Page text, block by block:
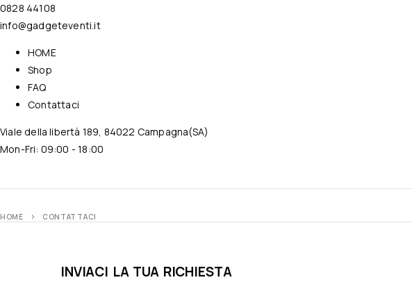
0828 44108
info@gadgeteventi.it
HOME
Shop
FAQ
Contattaci
Viale della libertà 189, 84022 Campagna(SA)
Mon-Fri: 09:00 - 18:00
HOME CONTATTACI
INVIACI LA TUA RICHIESTA